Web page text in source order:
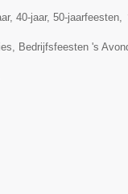
40-jaar, 50-jaarfeesten,
Bedrijfsfeesten 's